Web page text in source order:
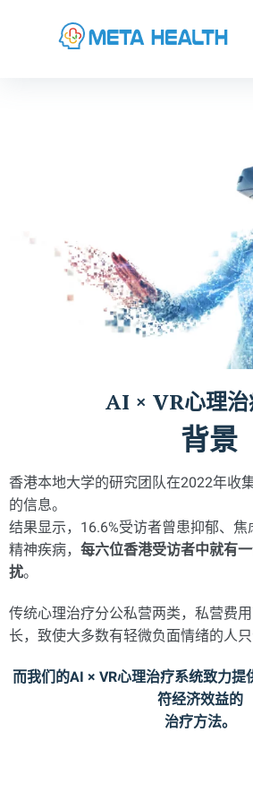
AI × VR心理
背景
香港本地大学的研究团队在2022年收
的信息。
结果显示，16.6%受访者曾患抑郁、
精神疾病， 每六位香港受访者中就有
扰。
传统心理治疗分公私营两类，私营费
长，致使大多数有轻微负面情绪的人只
而我们的AI × VR心理治疗系统致力提
符经济效益的
治疗方法。